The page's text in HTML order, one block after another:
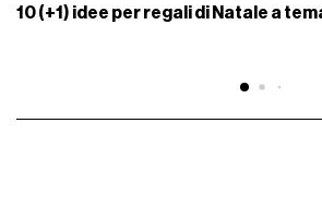
10 (+1) idee per regali di Natale a